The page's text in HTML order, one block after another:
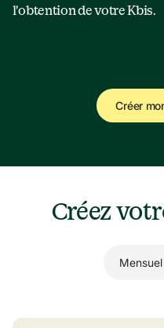
l'obtention de votre Kbis.
Créer
Créez
Mensuel